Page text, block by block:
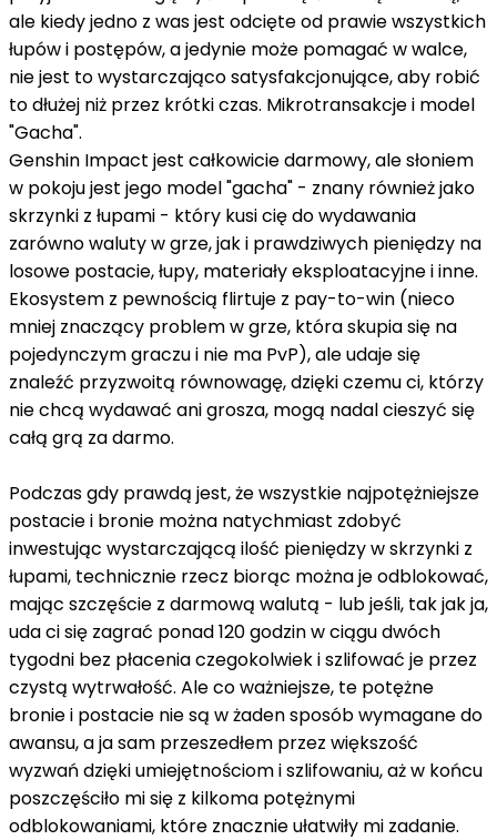
ale kiedy jedno z was jest odcięte od prawie wszystkich
łupów i postępów, a jedynie może pomagać w walce,
nie jest to wystarczająco satysfakcjonujące, aby robić
to dłużej niż przez krótki czas. Mikrotransakcje i model
"Gacha".
Genshin Impact jest całkowicie darmowy, ale słoniem
w pokoju jest jego model "gacha" - znany również jako
skrzynki z łupami - który kusi cię do wydawania
zarówno waluty w grze, jak i prawdziwych pieniędzy na
losowe postacie, łupy, materiały eksploatacyjne i inne.
Ekosystem z pewnością flirtuje z pay-to-win (nieco
mniej znaczący problem w grze, która skupia się na
pojedynczym graczu i nie ma PvP), ale udaje się
znaleźć przyzwoitą równowagę, dzięki czemu ci, którzy
nie chcą wydawać ani grosza, mogą nadal cieszyć się
całą grą za darmo.
Podczas gdy prawdą jest, że wszystkie najpotężniejsze
postacie i bronie można natychmiast zdobyć
inwestując wystarczającą ilość pieniędzy w skrzynki z
łupami, technicznie rzecz biorąc można je odblokować,
mając szczęście z darmową walutą - lub jeśli, tak jak ja,
uda ci się zagrać ponad 120 godzin w ciągu dwóch
tygodni bez płacenia czegokolwiek i szlifować je przez
czystą wytrwałość. Ale co ważniejsze, te potężne
bronie i postacie nie są w żaden sposób wymagane do
awansu, a ja sam przeszedłem przez większość
wyzwań dzięki umiejętnościom i szlifowaniu, aż w końcu
poszczęściło mi się z kilkoma potężnymi
odblokowaniami, które znacznie ułatwiły mi zadanie.